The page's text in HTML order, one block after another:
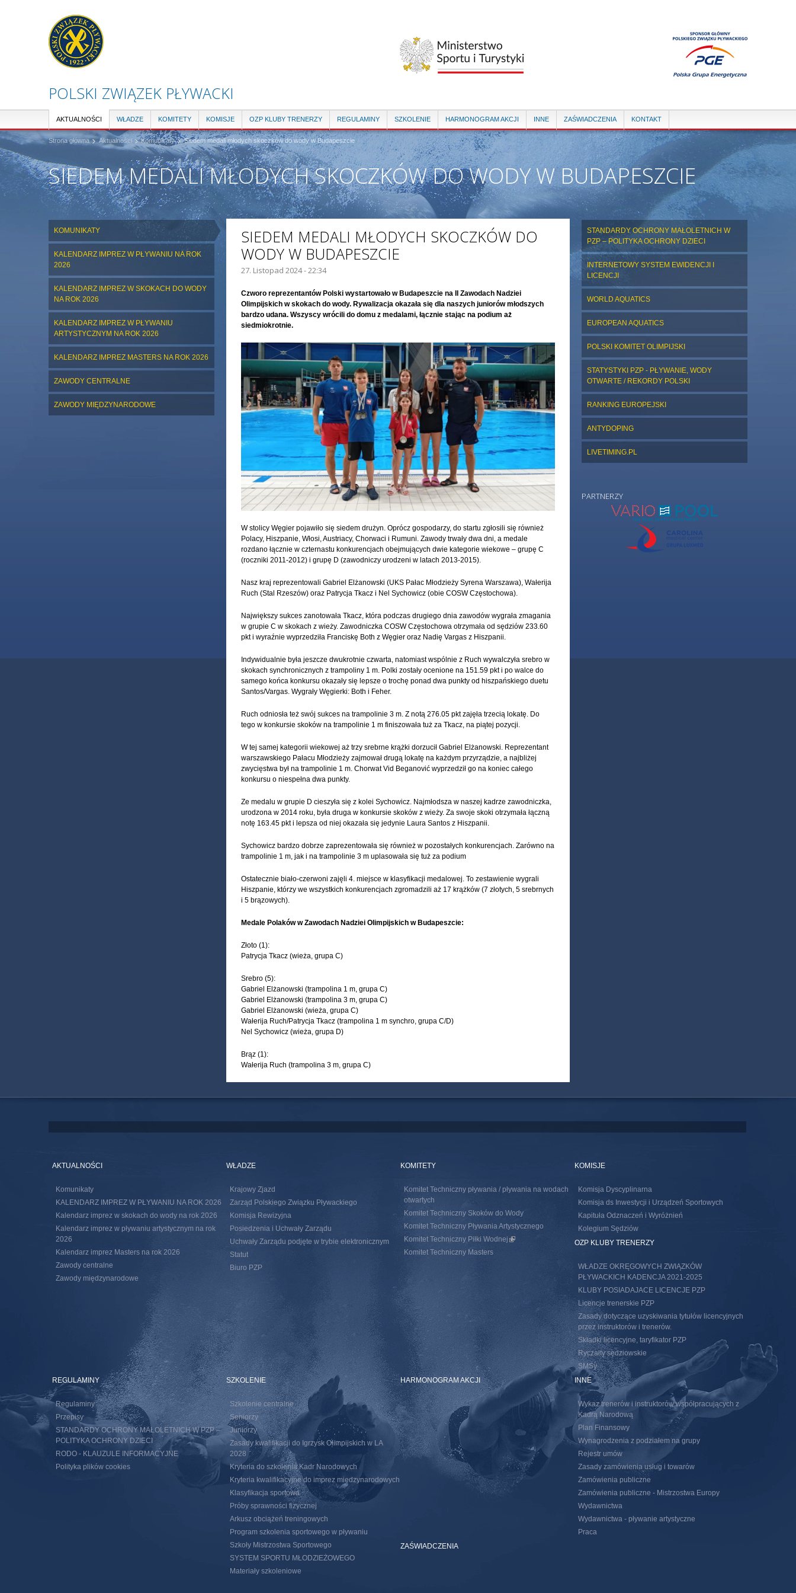
POLSKI ZWIĄZEK PŁYWACKI
AKTUALNOŚCI WŁADZE KOMITETY KOMISJE OZP KLUBY TRENERZY REGULAMINY SZKOLENIE HARMONOGRAM AKCJI INNE ZAŚWIADCZENIA KONTAKT
Strona główna Aktualności Komunikaty Siedem medali młodych skoczków do wody w Budapeszcie
SIEDEM MEDALI MŁODYCH SKOCZKÓW DO WODY W BUDAPESZCIE
KOMUNIKATY
KALENDARZ IMPREZ W PŁYWANIU NA ROK
2026
KALENDARZ IMPREZ W SKOKACH DO WODY
NA ROK 2026
KALENDARZ IMPREZ W PŁYWANIU
ARTYSTYCZNYM NA ROK 2026
KALENDARZ IMPREZ MASTERS NA ROK 2026
ZAWODY CENTRALNE
ZAWODY MIĘDZYNARODOWE
SIEDEM MEDALI MŁODYCH SKOCZKÓW DO
WODY W BUDAPESZCIE
27. Listopad 2024 - 22:34
Czworo reprezentantów Polski wystartowało w Budapeszcie na II Zawodach Nadziei
Olimpijskich w skokach do wody. Rywalizacja okazała się dla naszych juniorów młodszych
bardzo udana. Wszyscy wrócili do domu z medalami, łącznie stając na podium aż
siedmiokrotnie.
W stolicy Węgier pojawiło się siedem drużyn. Oprócz gospodarzy, do startu zgłosili się również
Polacy, Hiszpanie, Włosi, Austriacy, Chorwaci i Rumuni. Zawody trwały dwa dni, a medale
rozdano łącznie w czternastu konkurencjach obejmujących dwie kategorie wiekowe – grupę C
(roczniki 2011-2012) i grupę D (zawodniczy urodzeni w latach 2013-2015).
Nasz kraj reprezentowali Gabriel Elżanowski (UKS Pałac Młodzieży Syrena Warszawa), Wałerija
Ruch (Stal Rzeszów) oraz Patrycja Tkacz i Nel Sychowicz (obie COSW Częstochowa).
Największy sukces zanotowała Tkacz, która podczas drugiego dnia zawodów wygrała zmagania
w grupie C w skokach z wieży. Zawodniczka COSW Częstochowa otrzymała od sędziów 233.60
pkt i wyraźnie wyprzedziła Franciskę Both z Węgier oraz Nadię Vargas z Hiszpanii.
Indywidualnie była jeszcze dwukrotnie czwarta, natomiast wspólnie z Ruch wywalczyła srebro w
skokach synchronicznych z trampoliny 1 m. Polki zostały ocenione na 151.59 pkt i po walce do
samego końca konkursu okazały się lepsze o trochę ponad dwa punkty od hiszpańskiego duetu
Santos/Vargas. Wygrały Węgierki: Both i Feher.
Ruch odniosła też swój sukces na trampolinie 3 m. Z notą 276.05 pkt zajęła trzecią lokatę. Do
tego w konkursie skoków na trampolinie 1 m finiszowała tuż za Tkacz, na piątej pozycji.
W tej samej kategorii wiekowej aż trzy srebrne krążki dorzucił Gabriel Elżanowski. Reprezentant
warszawskiego Pałacu Młodzieży zajmował drugą lokatę na każdym przyrządzie, a najbliżej
zwycięstwa był na trampolinie 1 m. Chorwat Vid Beganović wyprzedził go na koniec całego
konkursu o niespełna dwa punkty.
Ze medalu w grupie D cieszyła się z kolei Sychowicz. Najmłodsza w naszej kadrze zawodniczka,
urodzona w 2014 roku, była druga w konkursie skoków z wieży. Za swoje skoki otrzymała łączną
notę 163.45 pkt i lepsza od niej okazała się jedynie Laura Santos z Hiszpanii.
Sychowicz bardzo dobrze zaprezentowała się również w pozostałych konkurencjach. Zarówno na
trampolinie 1 m, jak i na trampolinie 3 m uplasowała się tuż za podium
Ostatecznie biało-czerwoni zajęli 4. miejsce w klasyfikacji medalowej. To zestawienie wygrali
Hiszpanie, którzy we wszystkich konkurencjach zgromadzili aż 17 krążków (7 złotych, 5 srebrnych
i 5 brązowych).
Medale Polaków w Zawodach Nadziei Olimpijskich w Budapeszcie:
Złoto (1):
Patrycja Tkacz (wieża, grupa C)
Srebro (5):
Gabriel Elżanowski (trampolina 1 m, grupa C)
Gabriel Elżanowski (trampolina 3 m, grupa C)
Gabriel Elżanowski (wieża, grupa C)
Wałerija Ruch/Patrycja Tkacz (trampolina 1 m synchro, grupa C/D)
Nel Sychowicz (wieża, grupa D)
Brąz (1):
Wałerija Ruch (trampolina 3 m, grupa C)
STANDARDY OCHRONY MAŁOLETNICH W
PZP – POLITYKA OCHRONY DZIECI
INTERNETOWY SYSTEM EWIDENCJI I
LICENCJI
WORLD AQUATICS
EUROPEAN AQUATICS
POLSKI KOMITET OLIMPIJSKI
STATYSTYKI PZP - PŁYWANIE, WODY
OTWARTE / REKORDY POLSKI
RANKING EUROPEJSKI
ANTYDOPING
LIVETIMING.PL
PARTNERZY
AKTUALNOŚCI
Komunikaty
KALENDARZ IMPREZ W PŁYWANIU NA ROK 2026
Kalendarz imprez w skokach do wody na rok 2026
Kalendarz imprez w pływaniu artystycznym na rok
2026
Kalendarz imprez Masters na rok 2026
Zawody centralne
Zawody międzynarodowe
WŁADZE
Krajowy Zjazd
Zarząd Polskiego Związku Pływackiego
Komisja Rewizyjna
Posiedzenia i Uchwały Zarządu
Uchwały Zarządu podjęte w trybie elektronicznym
Statut
Biuro PZP
KOMITETY
Komitet Techniczny pływania / pływania na wodach
otwartych
Komitet Techniczny Skoków do Wody
Komitet Techniczny Pływania Artystycznego
Komitet Techniczny Piłki Wodnej (link is external)
Komitet Techniczny Masters
KOMISJE
Komisja Dyscyplinarna
Komisja ds Inwestycji i Urządzeń Sportowych
Kapituła Odznaczeń i Wyróżnień
Kolegium Sędziów
OZP KLUBY TRENERZY
WŁADZE OKRĘGOWYCH ZWIĄZKÓW
PŁYWACKICH KADENCJA 2021-2025
KLUBY POSIADAJACE LICENCJE PZP
Licencje trenerskie PZP
Zasady dotyczące uzyskiwania tytułów licencyjnych
przez instruktorów i trenerów.
Składki licencyjne, taryfikator PZP
Ryczałty sędziowskie
SMSy
REGULAMINY
Regulaminy
Przepisy
STANDARDY OCHRONY MAŁOLETNICH W PZP –
POLITYKA OCHRONY DZIECI
RODO - KLAUZULE INFORMACYJNE
Polityka plików cookies
SZKOLENIE
Szkolenie centralne
Seniorzy
Juniorzy
Zasady kwalifikacji do Igrzysk Olimpijskich w LA
2028
Kryteria do szkolenia Kadr Narodowych
Kryteria kwalifikacyjne do imprez miedzynarodowych
Klasyfikacja sportowa
Próby sprawności fizycznej
Arkusz obciążeń treningowych
Program szkolenia sportowego w pływaniu
Szkoły Mistrzostwa Sportowego
SYSTEM SPORTU MŁODZIEŻOWEGO
Materiały szkoleniowe
HARMONOGRAM AKCJI INNE
Wykaz trenerów i instruktorów współpracujących z
Kadrą Narodową
Plan Finansowy
Wynagrodzenia z podziałem na grupy
Rejestr umów
Zasady zamówienia usług i towarów
Zamówienia publiczne
Zamówienia publiczne - Mistrzostwa Europy
Wydawnictwa
Wydawnictwa - pływanie artystyczne
Praca
ZAŚWIADCZENIA